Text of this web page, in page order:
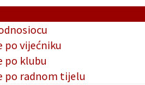
po vijećniku
po klubu
po radnom tijelu